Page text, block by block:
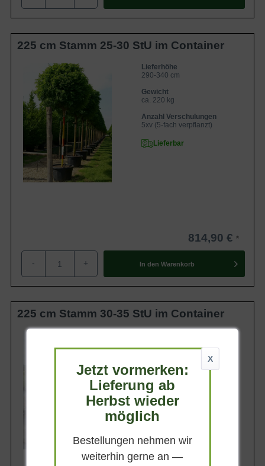
225 cm Stamm 25-30 StU im Container
Lieferhöhe
290-340 cm
Gewicht
ca. 220 kg
Anzahl Verschulungen
5xv (5-fach verpflanzt)
Lieferbar
814,90 €
- + In den Warenkorb
225 cm Stamm 30-35 StU im Container
ca. 400 kg
Anzahl Verschulungen
5xv (5-fach verpflanzt)
Lieferbar
X
Jetzt vormerken:
Lieferung ab
Herbst wieder
möglich
Bestellungen nehmen wir
weiterhin gerne an —